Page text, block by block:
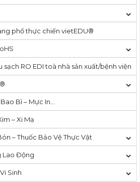
phổ thực chiến vietEDU®
sạch RO EDI​​ toà nhà sản xuất/bệnh viện
Bì – Mực In…
– Xi Mạ
– Thuốc Bảo Vệ Thực Vật
Lao Động
Sinh